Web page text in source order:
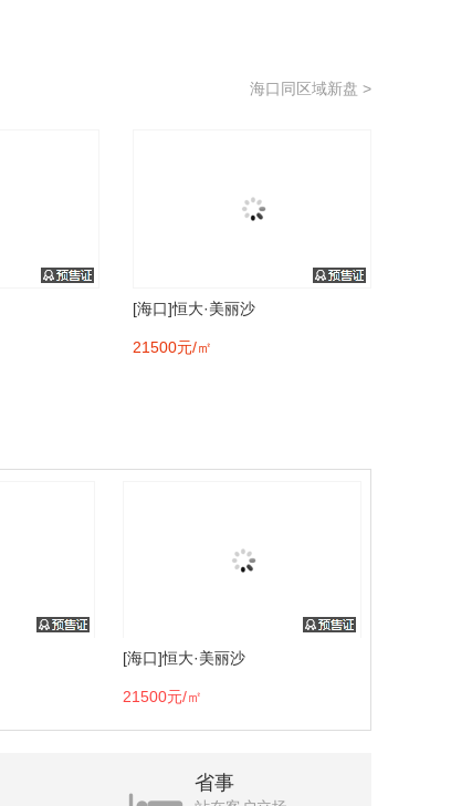
海口同区域新盘 >
[海口]恒大·美丽沙
21500元/㎡
[海口]恒大·美丽沙
21500元/㎡
省事